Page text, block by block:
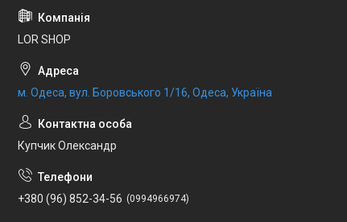
LOR SHOP
м. Одеса, вул. Боровського 1/16, Одеса, Україна
Купчик Олександр
+380 (96) 852-34-56 0994966974